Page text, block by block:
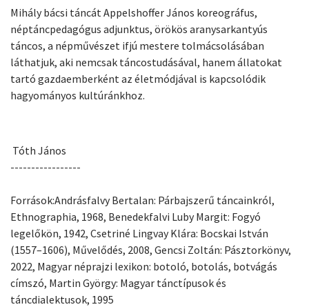
Mihály bácsi táncát Appelshoffer János koreográfus,
néptáncpedagógus adjunktus, örökös aranysarkantyús
táncos, a népművészet ifjú mestere tolmácsolásában
láthatjuk, aki nemcsak táncostudásával, hanem állatokat
tartó gazdaemberként az életmódjával is kapcsolódik
hagyományos kultúránkhoz.
Tóth János
-----------------
Források:Andrásfalvy Bertalan: Párbajszerű táncainkról,
Ethnographia, 1968, Benedekfalvi Luby Margit: Fogyó
legelőkön, 1942, Csetriné Lingvay Klára: Bocskai István
(1557–1606), Művelődés, 2008, Gencsi Zoltán: Pásztorkönyv,
2022, Magyar néprajzi lexikon: botoló, botolás, botvágás
címszó, Martin György: Magyar tánctípusok és
táncdialektusok, 1995